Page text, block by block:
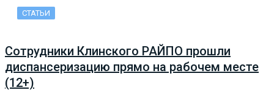
СТАТЬИ
Сотрудники Клинского РАЙПО прошли
диспансеризацию прямо на рабочем месте
(12+)